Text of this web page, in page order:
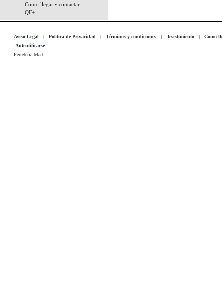
Como llegar y contactar
QF+
Aviso Legal | Politica de Privacidad | Términos y condiciones | Desistimiento | Como
Autentificarse
Ferreteria Marti